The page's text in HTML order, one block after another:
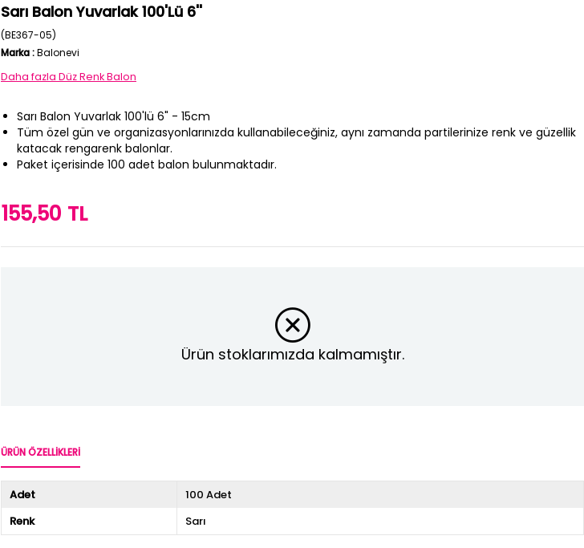
Sarı Balon Yuvarlak 100'Lü 6''
(BE367-05)
Marka:Balonevi
Daha fazla Düz Renk Balon
Sarı Balon Yuvarlak 100'lü 6" - 15cm
Tüm özel gün ve organizasyonlarınızda kullanabileceğiniz, aynı zamanda partilerinize renk ve güzellik
katacak rengarenk balonlar.
Paket içerisinde 100 adet balon bulunmaktadır.
155,50 TL
Ürün stoklarımızda kalmamıştır.
ÜRÜN ÖZELLIKLERI
Adet
100 Adet
Renk
Sarı